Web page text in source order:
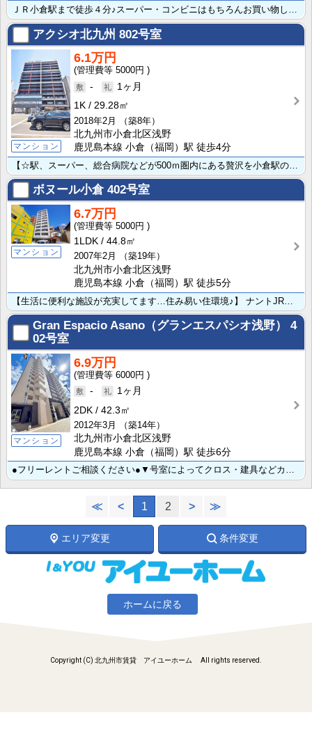
アクシオ北九州 802号室
マンション
6.1万円
5000円
-
1ヶ月
1K
29.28㎡
2018年2月
（築8年）
北九州市小倉北区浅野
鹿児島本線 小倉（福岡）駅 徒歩4分
ボヌール小倉 402号室
マンション
6.7万円
5000円
1LDK
44.8㎡
2007年2月
（築19年）
北九州市小倉北区浅野
鹿児島本線 小倉（福岡）駅 徒歩5分
【生活に便利な施設が充実してます…住み易い住環境♪】 ナントJR小倉駅徒歩5分!! 都心なので、ス･･･
Gran Espacio Asano（グランエスパシオ浅野）
4
02号室
マンション
6.9万円
6000円
-
1ヶ月
2DK
42.3㎡
2012年3月
（築14年）
北九州市小倉北区浅野
鹿児島本線 小倉（福岡）駅 徒歩6分
●フリーレントご相談ください●▼号室によってクロス・建具などカラーが異なります▼ 小倉駅徒歩６分♪海･･･
≪ < 1 2 > ≫
エリア変更 条件変更
ホームに戻る
Copyright (C) 北九州市賃貸 アイユーホーム All rights reserved.